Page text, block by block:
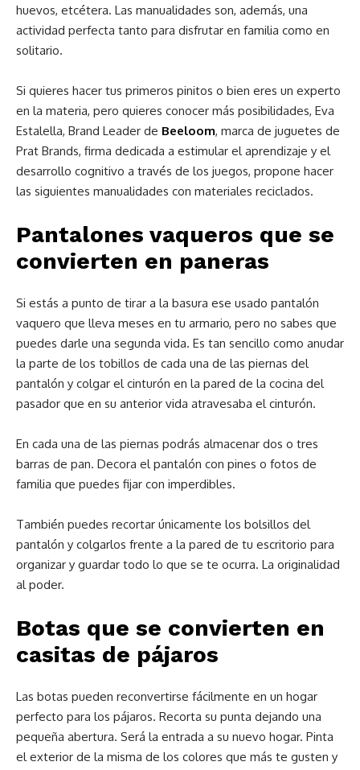
huevos, etcétera. Las manualidades son, además, una
actividad perfecta tanto para disfrutar en familia como en
solitario.
Si quieres hacer tus primeros pinitos o bien eres un experto
en la materia, pero quieres conocer más posibilidades, Eva
Estalella, Brand Leader de Beeloom, marca de juguetes de
Prat Brands, firma dedicada a estimular el aprendizaje y el
desarrollo cognitivo a través de los juegos, propone hacer
las siguientes manualidades con materiales reciclados.
Pantalones vaqueros que se
convierten en paneras
Si estás a punto de tirar a la basura ese usado pantalón
vaquero que lleva meses en tu armario, pero no sabes que
puedes darle una segunda vida. Es tan sencillo como anudar
la parte de los tobillos de cada una de las piernas del
pantalón y colgar el cinturón en la pared de la cocina del
pasador que en su anterior vida atravesaba el cinturón.
En cada una de las piernas podrás almacenar dos o tres
barras de pan. Decora el pantalón con pines o fotos de
familia que puedes fijar con imperdibles.
También puedes recortar únicamente los bolsillos del
pantalón y colgarlos frente a la pared de tu escritorio para
organizar y guardar todo lo que se te ocurra. La originalidad
al poder.
Botas que se convierten en
casitas de pájaros
Las botas pueden reconvertirse fácilmente en un hogar
perfecto para los pájaros. Recorta su punta dejando una
pequeña abertura. Será la entrada a su nuevo hogar. Pinta
el exterior de la misma de los colores que más te gusten y